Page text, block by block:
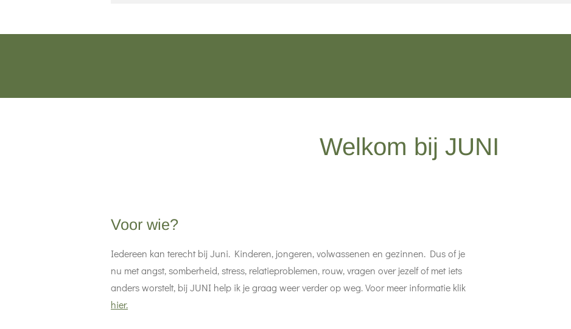
Welkom bij JUNI
Voor wie?
Iedereen kan terecht bij Juni. Kinderen, jongeren, volwassenen en gezinnen. Dus of je
nu met angst, somberheid, stress, relatieproblemen, rouw, vragen over jezelf of met iets
anders worstelt, bij JUNI help ik je graag weer verder op weg. Voor meer informatie klik
hier.